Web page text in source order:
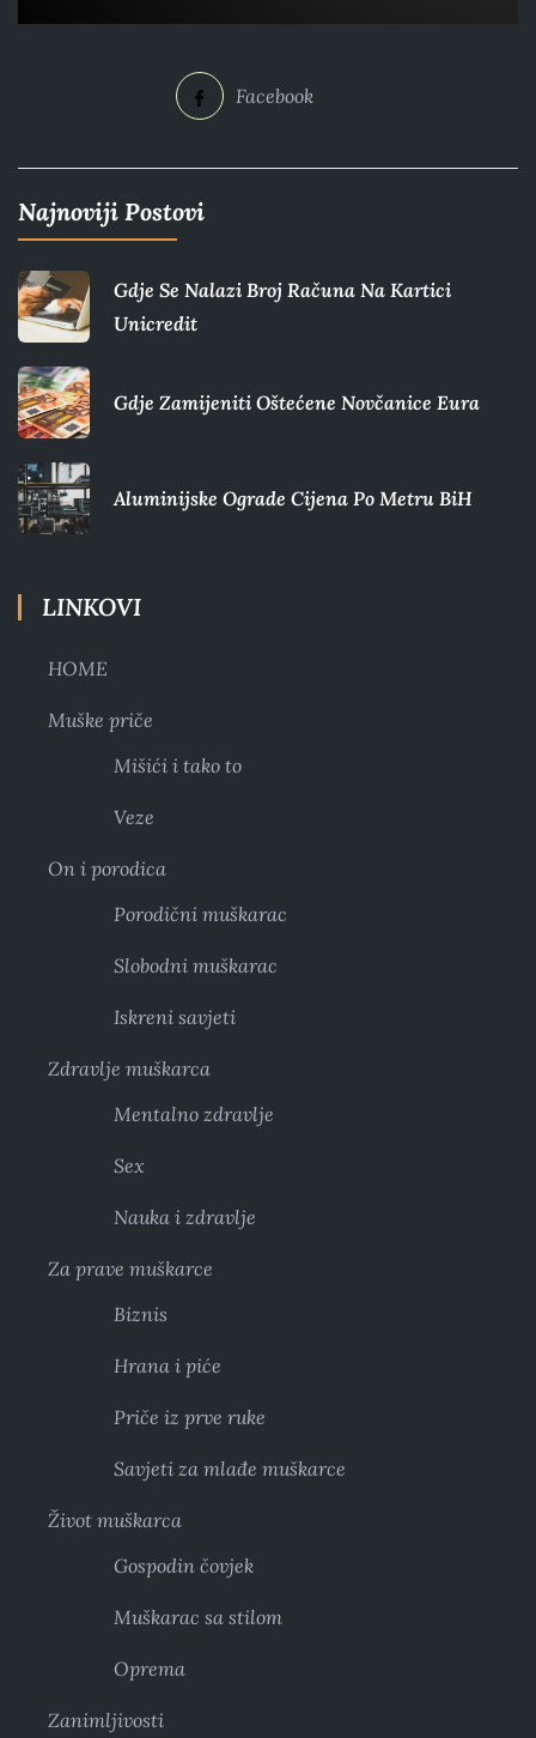
Facebook
Najnoviji Postovi
Gdje Se Nalazi Broj Računa Na Kartici
Unicredit
Gdje Zamijeniti Oštećene Novčanice Eura​
Aluminijske Ograde Cijena Po Metru BiH
LINKOVI
HOME
Muške priče
Mišići i tako to
Veze
On i porodica
Porodični muškarac
Slobodni muškarac
Iskreni savjeti
Zdravlje muškarca
Mentalno zdravlje
Sex
Nauka i zdravlje
Za prave muškarce
Biznis
Hrana i piće
Priče iz prve ruke
Savjeti za mlađe muškarce
Život muškarca
Gospodin čovjek
Muškarac sa stilom
Oprema
Zanimljivosti